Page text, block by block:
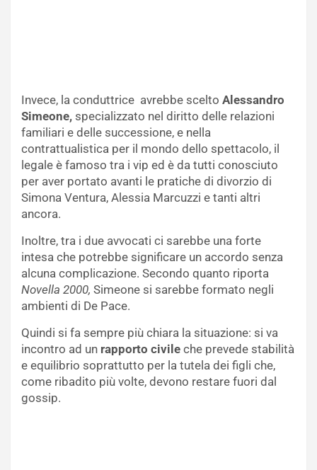
Invece, la conduttrice avrebbe scelto Alessandro
Simeone, specializzato nel diritto delle relazioni
familiari e delle successione, e nella
contrattualistica per il mondo dello spettacolo, il
legale è famoso tra i vip ed è da tutti conosciuto
per aver portato avanti le pratiche di divorzio di
Simona Ventura, Alessia Marcuzzi e tanti altri
ancora.
Inoltre, tra i due avvocati ci sarebbe una forte
intesa che potrebbe significare un accordo senza
alcuna complicazione. Secondo quanto riporta
Novella 2000, Simeone si sarebbe formato negli
ambienti di De Pace.
Quindi si fa sempre più chiara la situazione: si va
incontro ad un rapporto civile che prevede stabilità
e equilibrio soprattutto per la tutela dei figli che,
come ribadito più volte, devono restare fuori dal
gossip.